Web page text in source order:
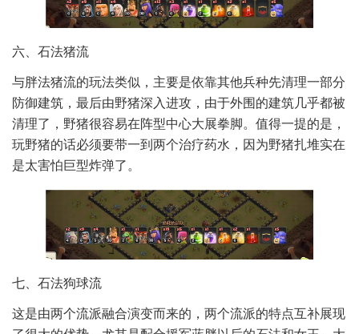
六、石法猪流
与胖法猪流的玩法类似，主要是依靠其他兵种先清理一部分
防御建筑，最后由野猪深入进攻，由于外围的建筑几乎都被
清理了，野猪很容易在阵型中心大展拳脚。值得一提的是，
玩野猪的话必须要带一到两个治疗药水，因为野猪扎堆实在
是太害怕巨型炸弹了。
七、石法狗球流
这是由两个流派融合演变而来的，两个流派的特点互补展现